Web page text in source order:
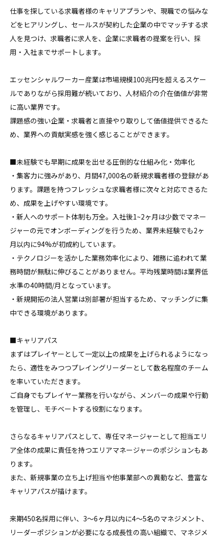
仕事を探している求職者様のキャリアプランや、現職での悩みな
どをヒアリングし、セールスが契約した企業の中でマッチする求
人を見つけ、求職者に求人を、企業に求職者の提案を行い、採
用・入社までサポートします。
エッセンシャルワーカー産業は市場規模100兆円を超えるスケー
ルでありながら採用難が続いており、人材紹介の介在価値が非常
に高い業界です。
課題感の強い企業・求職者と直接やり取りして価値提供できるた
め、業界への貢献実感を強く感じることができます。
■未経験でも早期に成果を出せる圧倒的な仕組み化・効率化
・集客力に強みがあり、月間47,000名の新規求職者様の登録があ
ります。課題を持つフレッシュな求職者様に次々と対応できるた
め、成果を上げやすい環境です。
・新人へのサポート体制も万全。入社後1~2ヶ月は少数でマネー
ジャーの元でオンボーディングを行うため、業界未経験でも2ヶ
月以内に94%が初成約しています。
・テクノロジーを活かした業務効率化により、雑務に追われて業
務時間が無駄に伸びることがありません。平均残業時間は業界低
水準の40時間/月となっています。
・新規開拓の法人営業は別部署が担当するため、マッチングに集
中できる環境があります。
■キャリアパス
まずはプレイヤーとして一定以上の成果を上げられるようになっ
たら、適性をみつつプレイングリーダーとして数名程度のチーム
を率いていただきます。
ご自身でもプレイヤー業務を行いながら、メンバーの成果や行動
を管理し、モチベートする役割になります。
さらなるキャリアパスとして、専任マネージャーとして担当エリ
ア全体の成果に責任を持つエリアマネージャーのポジションもあ
ります。
また、新規事業の立ち上げ担当や他事業部への異動など、豊富な
キャリアパスが描けます。
来期450名採用に伴い、3〜6ヶ月以内に4〜5名のマネジメント、
リーダーポジションが必要になる成長性の高い組織で、マネジメ